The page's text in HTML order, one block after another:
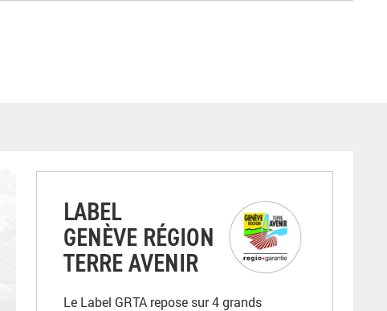
LABEL
GENÈVE RÉGION
TERRE AVENIR
Le Label GRTA repose sur 4 grands